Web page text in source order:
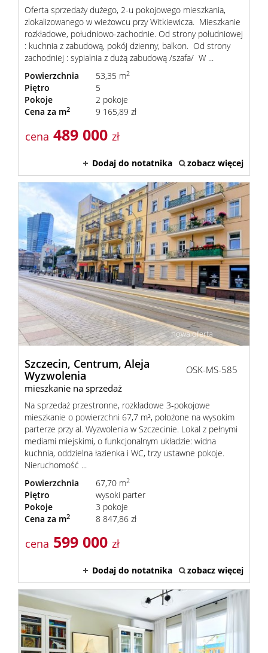
Oferta sprzedaży dużego, 2-u pokojowego mieszkania,
zlokalizowanego w wieżowcu przy Witkiewicza. Mieszkanie
rozkładowe, południowo-zachodnie. Od strony południowej
: kuchnia z zabudową, pokój dzienny, balkon. Od strony
zachodniej : sypialnia z dużą zabudową /szafa/ W ...
Powierzchnia
53,35 m2
Piętro
5
Pokoje
2 pokoje
Cena za m2 9 165,89 zł
cena 489 000 zł
Dodaj do notatnika zobacz więcej
nowa oferta
Szczecin, Centrum, Aleja
Wyzwolenia
mieszkanie na sprzedaż
OSK-MS-585
Na sprzedaż przestronne, rozkładowe 3‑pokojowe
mieszkanie o powierzchni 67,7 m², położone na wysokim
parterze przy al. Wyzwolenia w Szczecinie. Lokal z pełnymi
mediami miejskimi, o funkcjonalnym układzie: widna
kuchnia, oddzielna łazienka i WC, trzy ustawne pokoje.
Nieruchomość ...
Powierzchnia
67,70 m2
Piętro
wysoki parter
Pokoje
3 pokoje
Cena za m2 8 847,86 zł
cena 599 000 zł
Dodaj do notatnika zobacz więcej